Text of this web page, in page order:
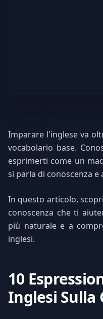
Imparare l'inglese va
vocabolario base.
esprimerti come un
si parla di conoscenza
In questo articolo,
conoscenza che ti
più naturale e a
inglesi.
10
Inglesi Sulla